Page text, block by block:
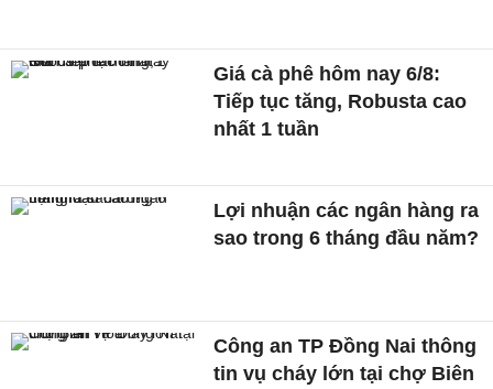
Giá cà phê hôm nay 6/8:
Tiếp tục tăng, Robusta cao
nhất 1 tuần
Lợi nhuận các ngân hàng ra
sao trong 6 tháng đầu năm?
Công an TP Đồng Nai thông
tin vụ cháy lớn tại chợ Biên